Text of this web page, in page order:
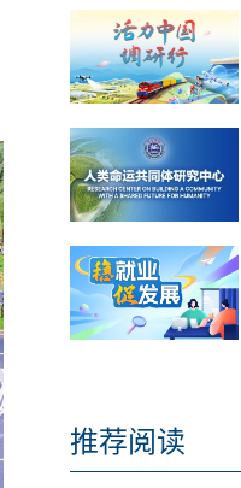
推荐阅读